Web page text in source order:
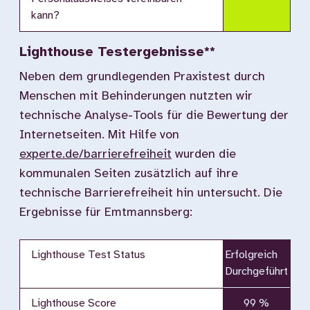
kann?
Lighthouse Testergebnisse**
Neben dem grundlegenden Praxistest durch
Menschen mit Behinderungen nutzten wir
technische Analyse-Tools für die Bewertung der
Internetseiten. Mit Hilfe von
experte.de/barrierefreiheit wurden die
kommunalen Seiten zusätzlich auf ihre
technische Barrierefreiheit hin untersucht. Die
Ergebnisse für Emtmannsberg:
Lighthouse Test Status
Erfolgreich
Durchgeführt
Lighthouse Score 99 %